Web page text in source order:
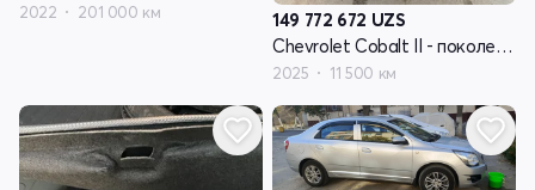
2022 201 000 км 149 772 672 UZS
Chevrolet Cobalt II - поколение рестайлинг
2025 11 500 км